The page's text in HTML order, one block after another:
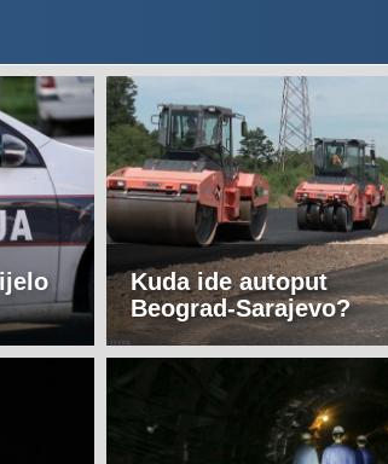
Kuda ide autoput
Beograd-Sarajevo?